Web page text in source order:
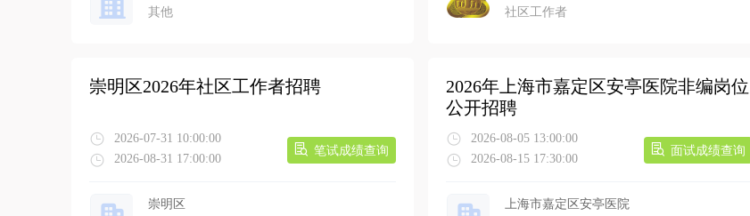
其他
社区工作者
崇明区2026年社区工作者招聘
2026-07-31 10:00:00
2026-08-31 17:00:00
笔试成绩查询
崇明区
2026年上海市嘉定区安亭医院非编岗位
公开招聘
2026-08-05 13:00:00
2026-08-15 17:30:00
面试成绩查询
上海市嘉定区安亭医院